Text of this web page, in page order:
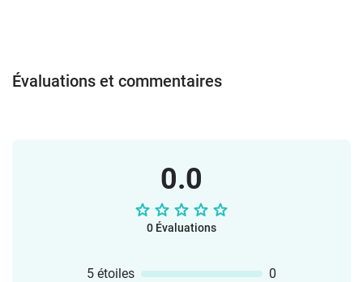
Évaluations et commentaires
0.0
0 Évaluations
5 étoiles
0